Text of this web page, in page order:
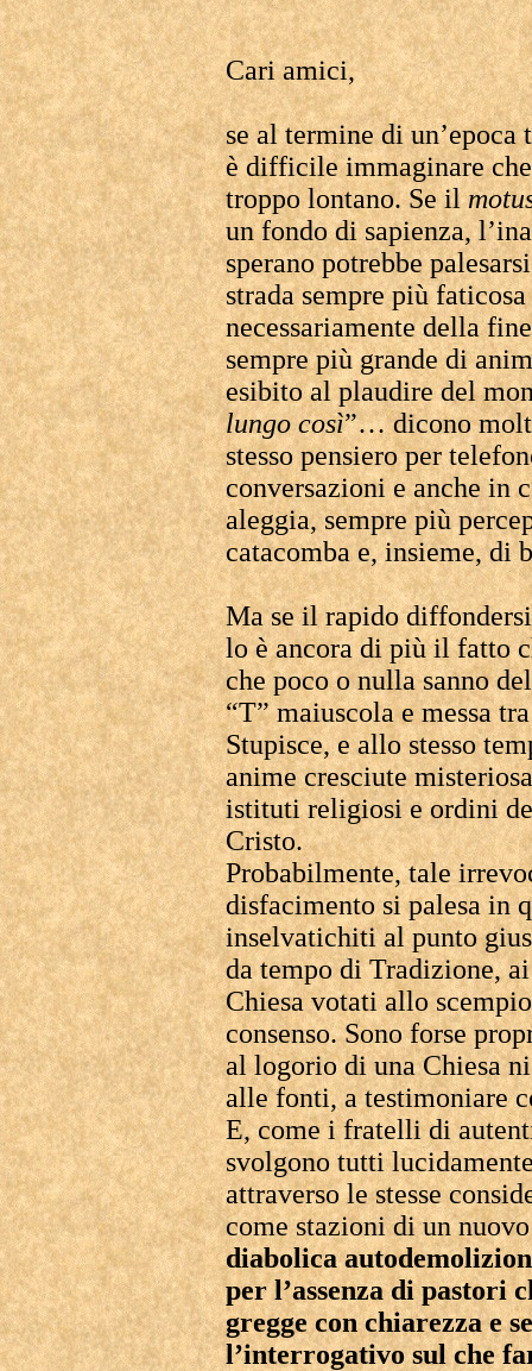
Cari amici,
se al termine di
è difficile immaginare
troppo lontano. Se il
un fondo di sapienza,
sperano potrebbe
strada sempre più
necessariamente della
sempre più grande di
esibito al plaudire del
lungo così”… dicono
stesso pensiero per
conversazioni e anche in
aleggia, sempre più
catacomba e, insieme, di
Ma se il rapido
lo è ancora di più il fatto
che poco o nulla sanno
“T” maiuscola e messa
Stupisce, e allo stesso
anime cresciute
istituti religiosi e ordini
Cristo.
Probabilmente, tale
disfacimento si palesa in
inselvatichiti al punto
da tempo di Tradizione,
Chiesa votati allo
consenso. Sono forse
al logorio di una Chiesa
alle fonti, a testimoniare
E, come i fratelli di
svolgono tutti
attraverso le stesse
come stazioni di un
diabolica
per l’assenza di pastori
gregge con chiarezza e
l’interrogativo sul che